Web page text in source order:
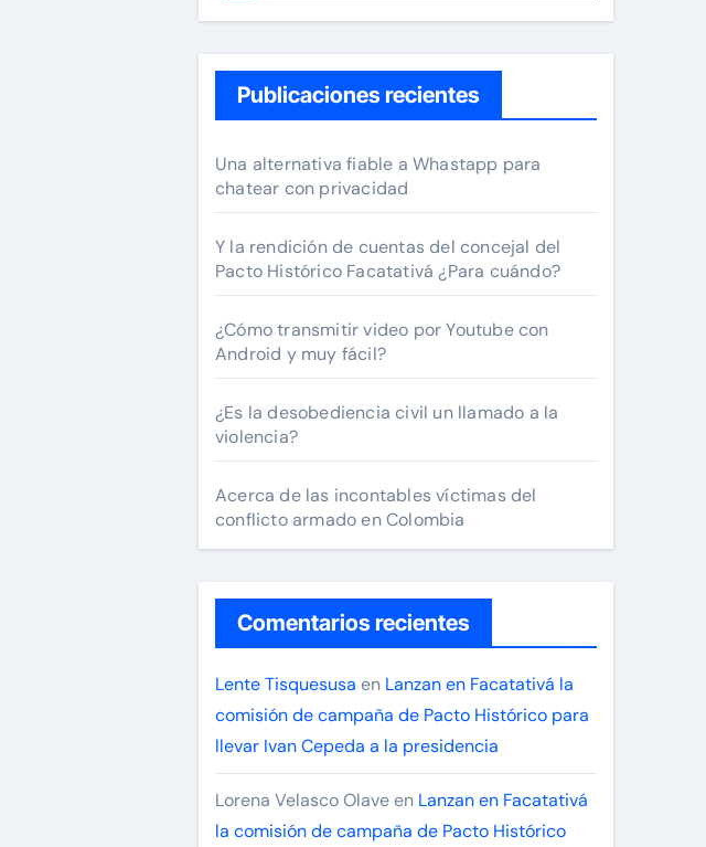
Publicaciones recientes
Una alternativa fiable a Whastapp para
chatear con privacidad
Y la rendición de cuentas del concejal del
Pacto Histórico Facatativá ¿Para cuándo?
¿Cómo transmitir video por Youtube con
Android y muy fácil?
¿Es la desobediencia civil un llamado a la
violencia?
Acerca de las incontables víctimas del
conflicto armado en Colombia
Comentarios recientes
Lente Tisquesusa en Lanzan en Facatativá la
comisión de campaña de Pacto Histórico para
llevar Ivan Cepeda a la presidencia
Lorena Velasco Olaveen Lanzan en Facatativá
la comisión de campaña de Pacto Histórico